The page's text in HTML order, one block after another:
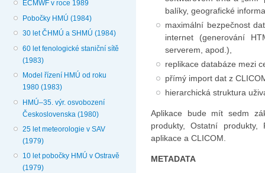
ECMWF v roce 1989
Pobočky HMÚ (1984)
30 let ČHMÚ a SHMÚ (1984)
60 let fenologické staniční sítě
(1983)
Model řízení HMÚ od roku
1980 (1983)
HMÚ–35. výr. osvobození
Československa (1980)
25 let meteorologie v SAV
(1979)
10 let pobočky HMÚ v Ostravě
(1979)
balíky, geografické
maximální bezpečnost
internet (generování
serverem, apod.),
replikace databáze mezi
přímý import dat z
hierarchická struktura
Aplikace bude mít sedm
produkty, Ostatní produkty,
aplikace a CLICOM.
METADATA